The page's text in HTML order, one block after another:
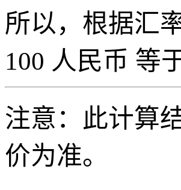
所以，根据汇
100 人民币 等
注意：此计算
价为准。